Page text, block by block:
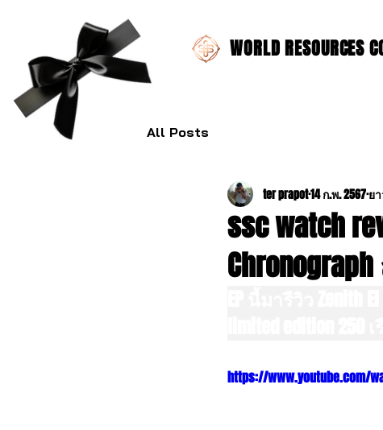
WORLD RESOURCES
All Posts
ssc watch
ter prapot14 ก.พ. 2567ย
https://www.youtube.com/